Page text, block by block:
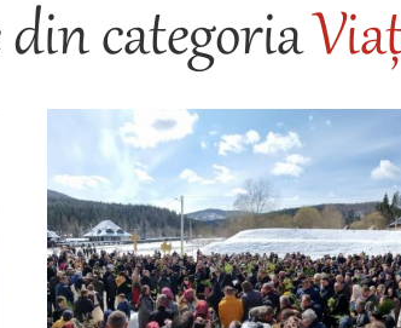
categoria